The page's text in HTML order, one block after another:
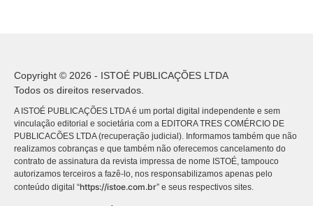
Copyright © 2026 - ISTOÉ PUBLICAÇÕES LTDA
Todos os direitos reservados.
A ISTOÉ PUBLICAÇÕES LTDA é um portal digital independente e sem
vinculação editorial e societária com a EDITORA TRES COMÉRCIO DE
PUBLICACÕES LTDA (recuperação judicial). Informamos também que não
realizamos cobranças e que também não oferecemos cancelamento do
contrato de assinatura da revista impressa de nome ISTOÉ, tampouco
autorizamos terceiros a fazê-lo, nos responsabilizamos apenas pelo
conteúdo digital “https://istoe.com.br” e seus respectivos sites.